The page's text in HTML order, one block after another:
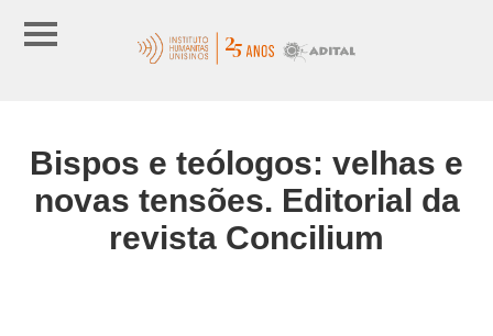
Bispos e teólogos: velhas e
novas tensões. Editorial da
revista Concilium